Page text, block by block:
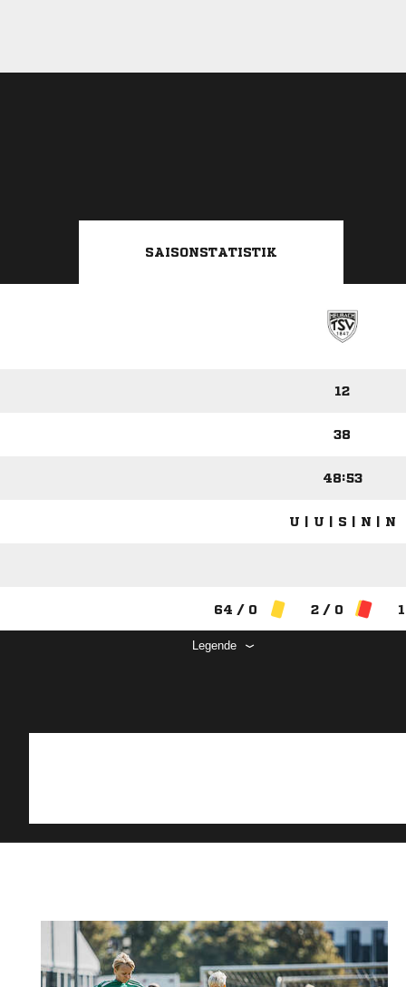
SAISONSTATISTIK
12
38
48:53
U | U | S | N | N
64 / 0 2 / 0
Legende